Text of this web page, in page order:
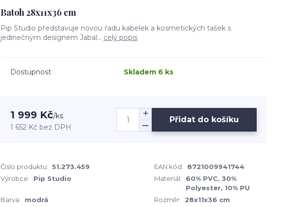
Batoh 28x11x36 cm
Pip Studio představuje novou řadu kabelek a kosmetických tašek s
jedinečným designem Jabal... celý popis
Dostupnost Skladem 6 ks
1 999 Kč/ks
1 652 Kč bez DPH
Přidat do košíku
Číslo produktu: 51.273.459 EAN kód:
8721009941744
Výrobce:
Pip Studio Materiál:
60% PVC, 30%
Polyester, 10% PU
Barva:
modrá Rozměr:
28x11x36 cm